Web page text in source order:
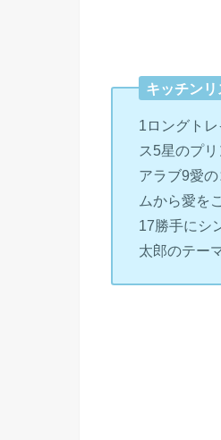
キッチンリ
1 ロングト
ス 5星のプ
アラブ9愛
ムから愛を
17勝手にシ
太郎のテー